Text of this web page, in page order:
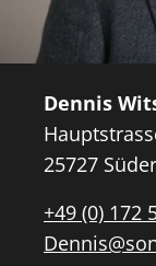
Dennis
25727
+49 (0) 172